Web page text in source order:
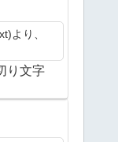
より、
り文字